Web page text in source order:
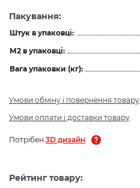
Пакування:
Штук в упаковці:
М2 в упаковці:
Вага упаковки (кг):
Умови обміну і повернення товару
Умови оплати і доставки товару
Потрібен 3D дизайн
Рейтинг товару: